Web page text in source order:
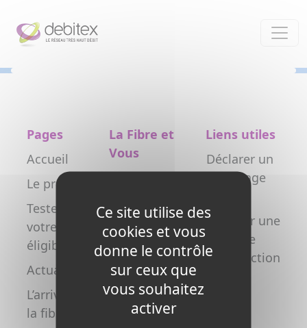
Pages
Accueil
Le projet
Testez
votre
éligibilité
Actualités
L’arrivée de
la fibre
La Fibre et
Vous
Particulier
Collectivité
Opérateur
Copropriétés
/ syndics
Promoteurs /
Liens utiles
Déclarer un
dommage
Déclarer une
nouvelle
construction
Ce site utilise des
cookies et vous
donne le contrôle
sur ceux que
vous souhaitez
activer